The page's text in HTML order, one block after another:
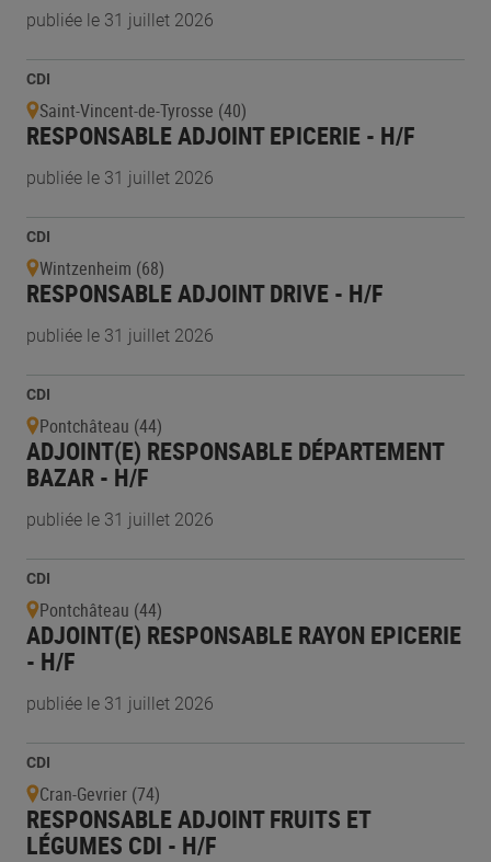
publiée le 31 juillet 2026
CDI
Saint-Vincent-de-Tyrosse (40)
RESPONSABLE ADJOINT EPICERIE - H/F
publiée le 31 juillet 2026
CDI
Wintzenheim (68)
RESPONSABLE ADJOINT DRIVE - H/F
publiée le 31 juillet 2026
CDI
Pontchâteau (44)
ADJOINT(E) RESPONSABLE DÉPARTEMENT
BAZAR - H/F
publiée le 31 juillet 2026
CDI
Pontchâteau (44)
ADJOINT(E) RESPONSABLE RAYON EPICERIE
- H/F
publiée le 31 juillet 2026
CDI
Cran-Gevrier (74)
RESPONSABLE ADJOINT FRUITS ET
LÉGUMES CDI - H/F